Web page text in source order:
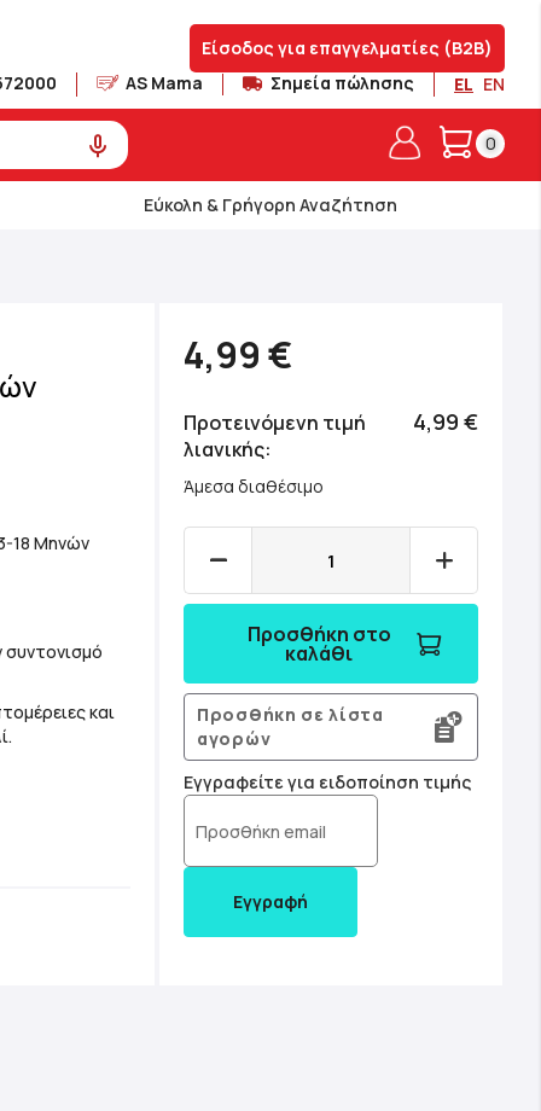
Είσοδος για επαγγελματίες (B2B)
AS Mama Σημεία πώλησης EL EN
Το
0
Εύκολη & Γρήγορη Αναζήτηση
18 Μηνών
συντονισμό
και
4,99 €
Προτεινόμενη τιμή
λιανικής
4,99 €
Άμεσα διαθέσιμο
Προσθήκη στο
καλάθι
Προσθήκη σε λίστα
αγορών
Εγγραφείτε για ειδοποίηση τιμής
Εγγραφή